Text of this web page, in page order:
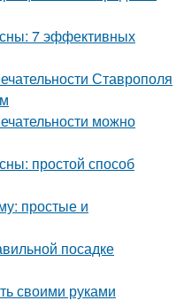
7 эффективных
Ставрополя
можно
простой способ
простые и
посадке
своими руками